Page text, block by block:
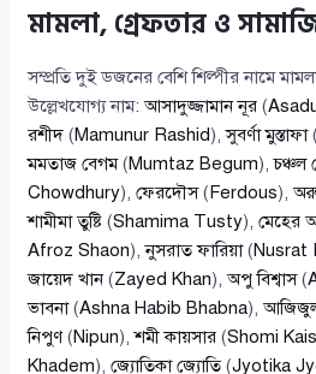
মামলা, গ্রেফতার ও
সম্প্রতি দুই ডজনের বেশি শিল্পীর নামে
উল্লেখযোগ্য নাম:আসাদুজ্জামান নূর (
রশীদ (Mamunur Rashid),সুবর্ণা মুস্তাফা
মমতাজ বেগম(Mumtaz Begum),চঞ্চল
Chowdhury),ফেরদৌস( Ferdous),
শামীমা তুষ্টি (Shamima Tusty),মেহের
Afroz Shaon),নুসরাত ফারিয়া(Nusrat
জায়েদ খান(Zayed Khan),অপু বিশ্বাস(
ভাবনা(Ashna Habib Bhabna),
নিপুণ(Nipun),শমী কায়সার (Shomi
Khadem),জ্যোতিকা জ্যোতি(Jyotika